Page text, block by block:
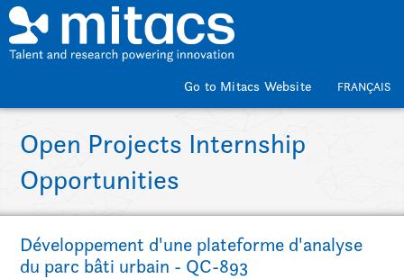
Skip to main content
Go to Mitacs Website FRANÇAIS
Open Projects Internship
Opportunities
Développement d'une plateforme d'analyse
du parc bâti urbain - QC-893